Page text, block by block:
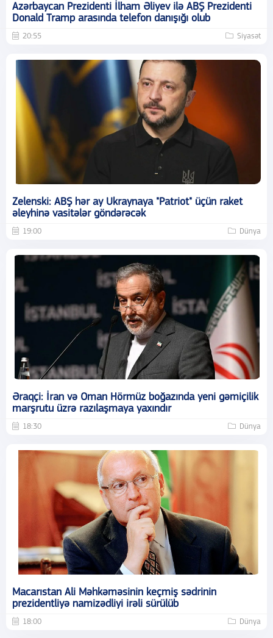
Azərbaycan Prezidenti İlham Əliyev ilə ABŞ Prezidenti
Donald Tramp arasında telefon danışığı olub
20:55 Siyasət
Zelenski: ABŞ hər ay Ukraynaya "Patriot" üçün raket
əleyhinə vasitələr göndərəcək
19:00 Dünya
Əraqçi: İran və Oman Hörmüz boğazında yeni gəmiçilik
marşrutu üzrə razılaşmaya yaxındır
18:30 Dünya
Macarıstan Ali Məhkəməsinin keçmiş sədrinin
prezidentliyə namizədliyi irəli sürülüb
18:00 Dünya